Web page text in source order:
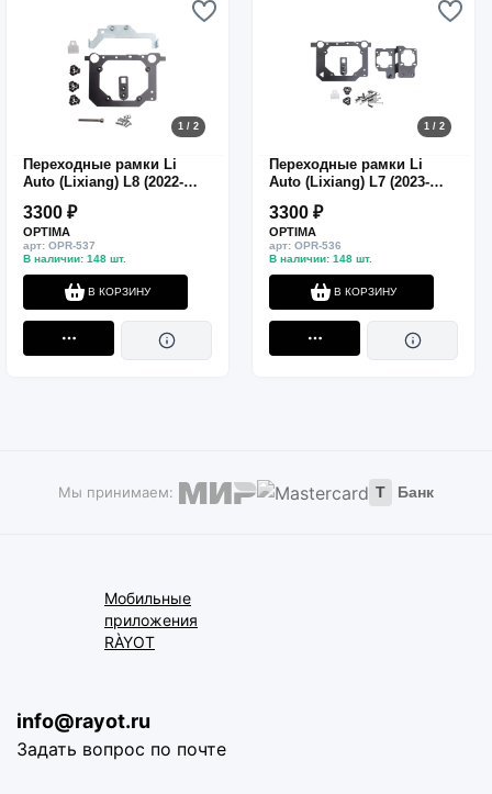
1 / 2
Переходные рамки Li
Auto (Lixiang) L8 (2022-
3300 ₽
OPTIMA
арт: OPR-537
В наличии: 148 шт.
В КОРЗИНУ
1 / 2
Переходные рамки Li
Auto (Lixiang) L7 (2023-
матричных линз на Hella
3R
3300 ₽
OPTIMA
арт: OPR-536
В наличии: 148 шт.
В КОРЗИНУ
Мы принимаем: Т Банк
Мобильные
приложения
RÀYOT
info@rayot.ru
Задать вопрос по почте